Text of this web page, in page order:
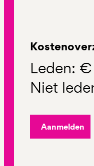
Leden:
Niet
Aanmelden